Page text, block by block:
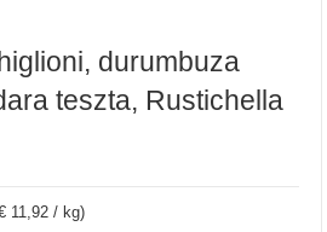
durumbuza
teszta, Rustichella
11,92 / kg)